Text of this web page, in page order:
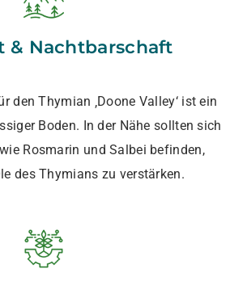
& Nachtbarschaft
den Thymian ‚Doone Valley‘ ist ein
Boden. In der Nähe sollten sich
Rosmarin und Salbei befinden,
des Thymians zu verstärken.